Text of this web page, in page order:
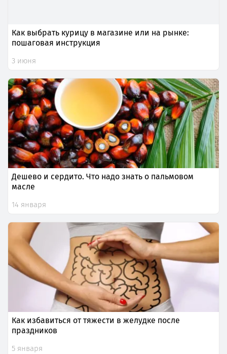
Как выбрать курицу в магазине или на рынке:
пошаговая инструкция
3 июня
Дешево и сердито. Что надо знать о пальмовом
масле
14 января
Как избавиться от тяжести в желудке после
праздников
5 января